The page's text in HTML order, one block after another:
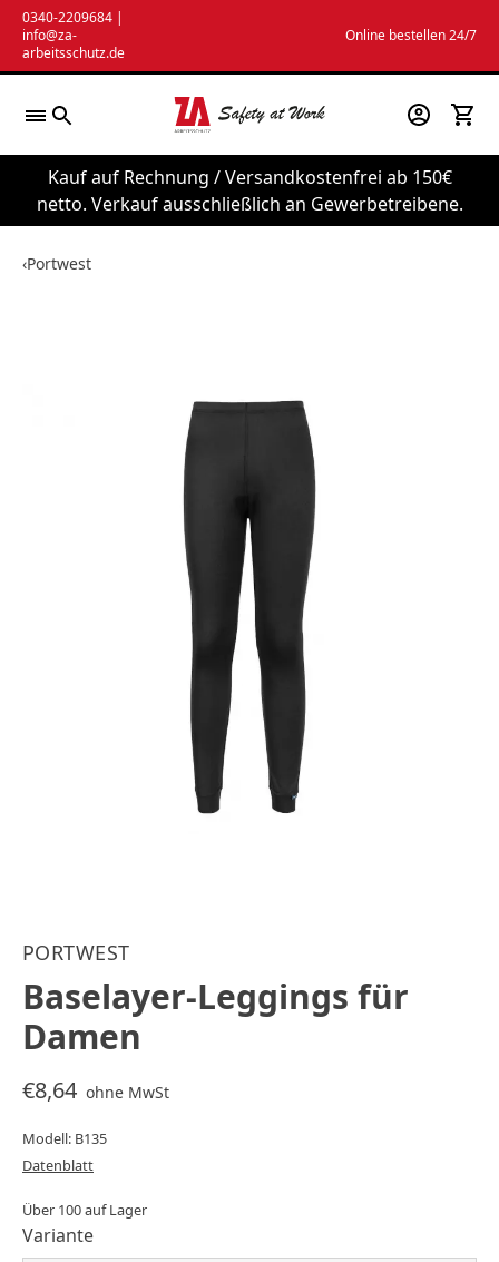
Zum
Inhalt
springen
0340-2209684 |
info@za-
arbeitsschutz.de
Online bestellen 24/7
Kauf auf Rechnung / Versandkostenfrei ab 150€
netto. Verkauf ausschließlich an Gewerbetreibene.
‹Portwest
PORTWEST
Baselayer-Leggings für
Damen
€8,64 ohne MwSt
Modell: B135
Datenblatt
Über 100 auf Lager
Variante